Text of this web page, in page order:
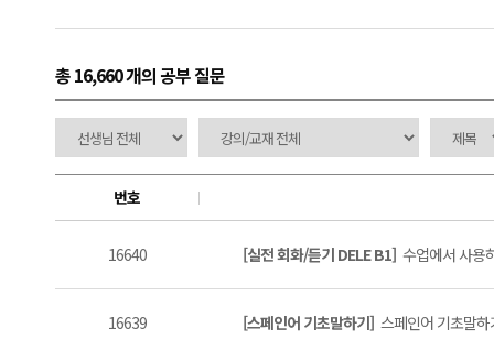
총 16,660 개의 공부 질문
번호
16640 [실전 회화/듣기 DELE B1] 수업에서 사용
16639 [스페인어 기초말하기] 스페인어 기초말